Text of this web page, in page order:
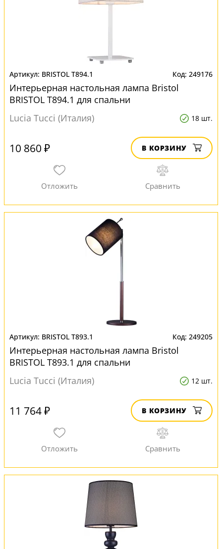
BRISTOL T894.1 249176
Интерьерная настольная лампа Bristol
BRISTOL T894.1 для спальни
Lucia Tucci (Италия)
18 шт.
10 860 ₽ В КОРЗИНУ
BRISTOL T893.1 249205
Интерьерная настольная лампа Bristol
BRISTOL T893.1 для спальни
Lucia Tucci (Италия)
12 шт.
11 764 ₽ В КОРЗИНУ